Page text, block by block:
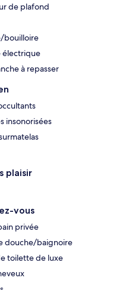
de plafond
bouilloire
électrique
à repasser
insonorisées
plaisir
vous
privée
douche/baignoire
toilette de luxe